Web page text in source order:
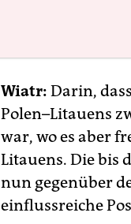
Wiatr: Darin,
Polen–Litauens
war, wo es aber
Litauens. Die bis
nun gegenüber
einflussreiche